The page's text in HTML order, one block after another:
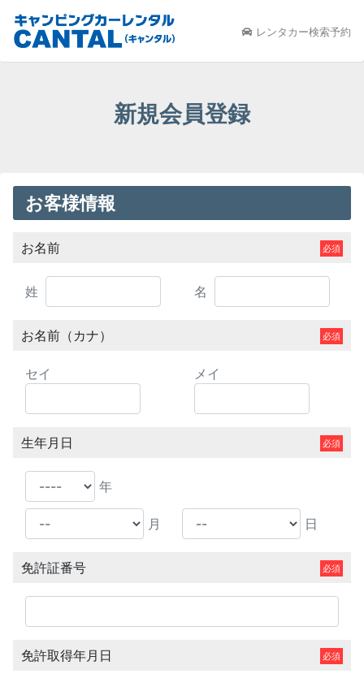
レンタカー検索予約
新規会員登録
お客様情報
お名前
姓 名
お名前（カナ）
セイ メイ
生年月日
年
月 日
免許証番号
免許取得年月日